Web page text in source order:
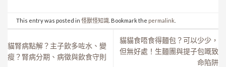
This entry was posted in 怪獸怪知識. Bookmark the permalink.
貓腎病點解？主子飲多咗水、變
瘦？腎病分期、病徵與飲食守則
貓貓食唔食得麵包？可以少少，
但無好處！生麵團與提子包嘅致
命陷阱